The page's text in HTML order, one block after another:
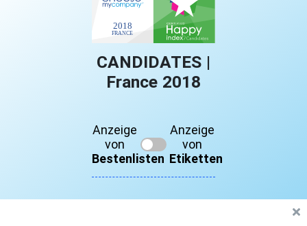
CANDIDATES |
France 2018
Anzeige
von
Bestenlisten
Anzeige
von
Etiketten